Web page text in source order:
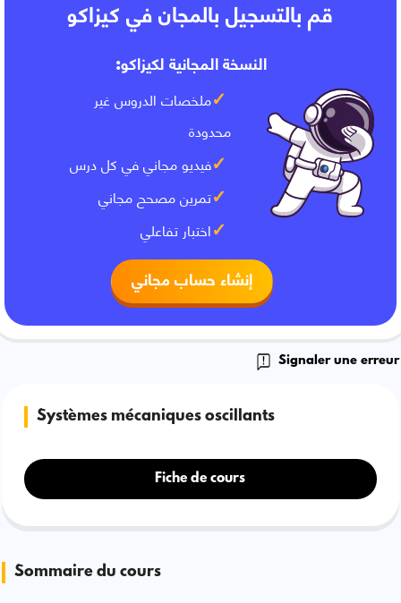
قم بالتسجيل بالمجان في كيزاكو
النسخة المجانية لكيزاكو:
ملخصات الدروس غير
محدودة
فيديو مجاني في كل درس
تمرين مصحح مجاني
اختبار تفاعلي
إنشاء حساب مجاني
Signaler une erreur
Systèmes mécaniques oscillants
Fiche de cours
Sommaire du cours